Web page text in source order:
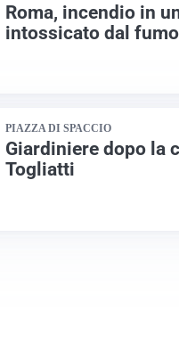
Roma, incendio in
intossicato dal fumo
PIAZZA DI SPACCIO
Giardiniere dopo la
Togliatti